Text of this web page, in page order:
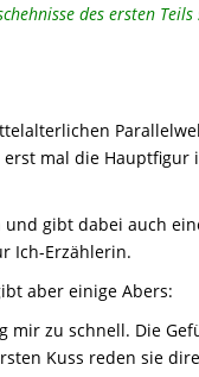
des ersten Teils
mal die Hauptfigur
und gibt dabei auch
Ich-Erzählerin.
aber einige Abers:
mir zu schnell. Die
Kuss reden sie